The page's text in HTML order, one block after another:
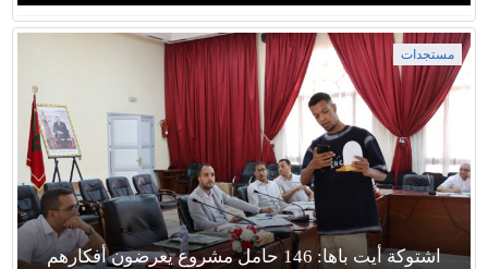
مستجدات
اشتوكة أيت باها: 146 حامل مشروع يعرضون أفكارهم